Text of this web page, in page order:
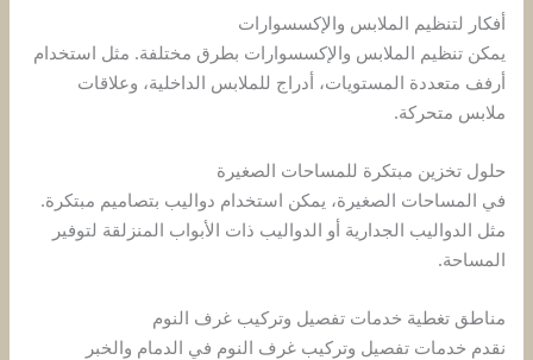
أفكار لتنظيم الملابس والإكسسوارات
يمكن تنظيم الملابس والإكسسوارات بطرق مختلفة. مثل استخدام
أرفف متعددة المستويات، أدراج للملابس الداخلية، وعلاقات
ملابس متحركة.
حلول تخزين مبتكرة للمساحات الصغيرة
في المساحات الصغيرة، يمكن استخدام دواليب بتصاميم مبتكرة.
مثل الدواليب الجدارية أو الدواليب ذات الأبواب المنزلقة لتوفير
المساحة.
مناطق تغطية خدمات تفصيل وتركيب غرف النوم
نقدم خدمات تفصيل وتركيب غرف النوم في الدمام والخبر